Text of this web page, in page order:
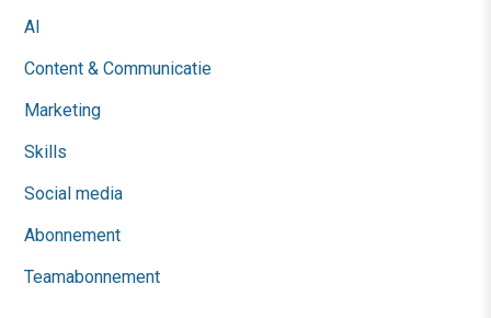
AI
Content & Communicatie
Marketing
Skills
Social media
Abonnement
Teamabonnement